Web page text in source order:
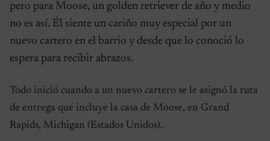
pero para Moose, un golden retriever de año y medio
no es así. Él siente un cariño muy especial por un
nuevo cartero en el barrio y desde que lo conoció lo
espera para recibir abrazos.
Todo inició cuando a un nuevo cartero se le asignó la ruta
de entrega que incluye la casa de Moose, en Grand
Rapids, Michigan (Estados Unidos).